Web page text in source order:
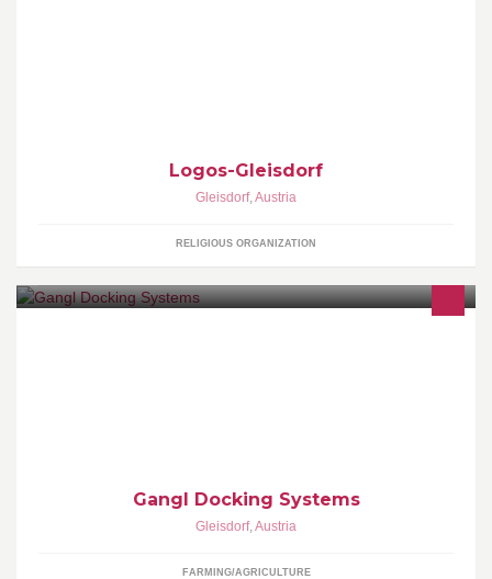
Logos-Gleisdorf
Gleisdorf,Austria
RELIGIOUS ORGANIZATION
Gangl Docking Systems
Gleisdorf,Austria
FARMING/AGRICULTURE